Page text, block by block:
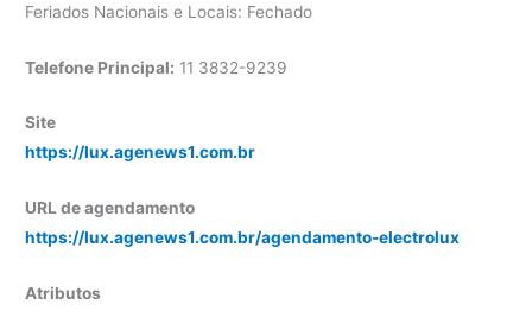
Feriados Nacionais e Locais: Fechado
Telefone Principal: 11 3832-9239
Site
https://lux.agenews1.com.br
URL de agendamento
https://lux.agenews1.com.br/agendamento-electrolux
Atributos